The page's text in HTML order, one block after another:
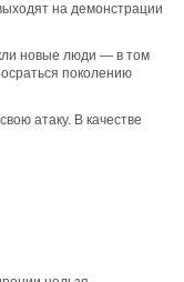
на демонстрации
новые люди — в том
поколению
атаку. В качестве